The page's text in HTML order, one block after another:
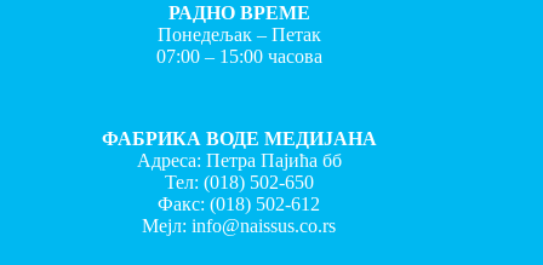
РАДНО ВРЕМЕ
Понедељак – Петак
07:00 – 15:00 часова
ФАБРИКА ВОДЕ МЕДИЈАНА
Адреса: Петра Пајића бб
Тел: (018) 502-650
Факс:(018) 502-612
Мејл:info@naissus.co.rs